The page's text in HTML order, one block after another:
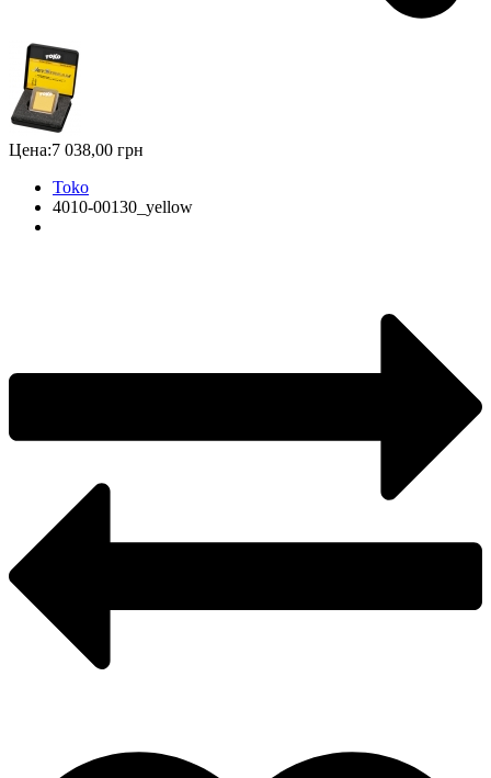
Цена:7 038,00 грн
Toko
4010-00130_yellow